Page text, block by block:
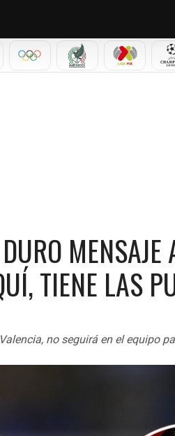
2026
OLÍMPICOSSELECCIÓNLIGA MX
MENSAJE
TIENE LAS
no seguirá en el equipo